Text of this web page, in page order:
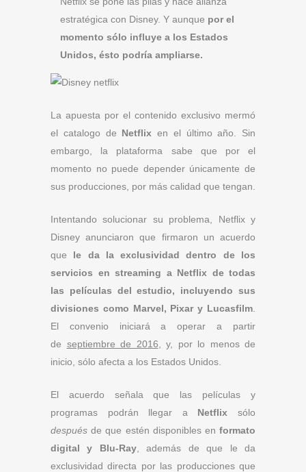
estratégica con Disney. Y aunque por el
momento sólo influye a los Estados
Unidos, ésto podría ampliarse.
La apuesta por el contenido exclusivo mermó
el catalogo de Netflix en el último año. Sin
embargo, la plataforma sabe que por el
momento no puede depender únicamente de
sus producciones, por más calidad que tengan.
Intentando solucionar su problema, Netflix y
Disney anunciaron que firmaron un acuerdo
que le da la exclusividad dentro de los
servicios en streaming a Netflix de todas
las películas del estudio, incluyendo sus
divisiones como Marvel, Pixar y Lucasfilm
El convenio iniciará a operar a partir
de septiembre de 2016 , y, por lo menos de
inicio, sólo afecta a los Estados Unidos.
El acuerdo señala que las películas y
programas podrán llegar a Netflix sólo
después de que estén disponibles en formato
digital y Blu-Ray, además de que le da
exclusividad directa por las producciones que